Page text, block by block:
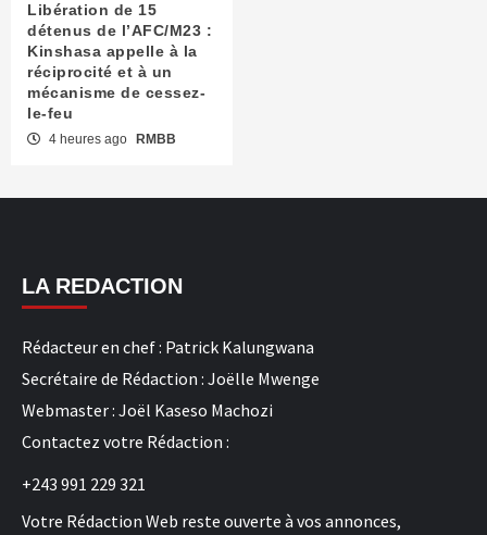
Libération de 15
détenus de l’AFC/M23 :
Kinshasa appelle à la
réciprocité et à un
mécanisme de cessez-
le-feu
4 heures ago RMBB
LA REDACTION
Rédacteur en chef : Patrick Kalungwana
Secrétaire de Rédaction : Joëlle Mwenge
Webmaster : Joël Kaseso Machozi
Contactez votre Rédaction :
+243 991 229 321
Votre Rédaction Web reste ouverte à vos annonces,